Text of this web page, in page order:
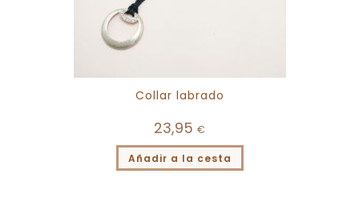
Collar labrado
23,95 €
Añadir a la cesta